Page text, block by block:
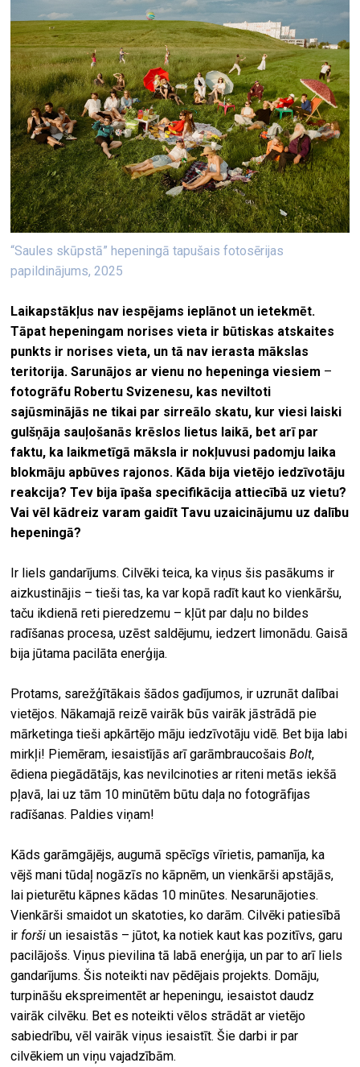
“Saules skūpstā” hepeningā tapušais fotosērijas
papildinājums, 2025
Laikapstākļus nav iespējams ieplānot un ietekmēt.
Tāpat hepeningam norises vieta ir būtiskas atskaites
punkts ir norises vieta, un tā nav ierasta mākslas
teritorija. Sarunājos ar vienu no hepeninga viesiem –
fotogrāfu Robertu Svizenesu, kas neviltoti
sajūsminājās ne tikai par sirreālo skatu, kur viesi laiski
gulšņāja sauļošanās krēslos lietus laikā, bet arī par
faktu, ka laikmetīgā māksla ir nokļuvusi padomju laika
blokmāju apbūves rajonos. Kāda bija vietējo iedzīvotāju
reakcija? Tev bija īpaša specifikācija attiecībā uz vietu?
Vai vēl kādreiz varam gaidīt Tavu uzaicinājumu uz dalību
hepeningā?
Ir liels gandarījums. Cilvēki teica, ka viņus šis pasākums ir
aizkustinājis – tieši tas, ka var kopā radīt kaut ko vienkāršu,
taču ikdienā reti pieredzemu – kļūt par daļu no bildes
radīšanas procesa, uzēst saldējumu, iedzert limonādu. Gaisā
bija jūtama pacilāta enerģija.
Protams, sarežģītākais šādos gadījumos, ir uzrunāt dalībai
vietējos. Nākamajā reizē vairāk būs vairāk jāstrādā pie
mārketinga tieši apkārtējo māju iedzīvotāju vidē. Bet bija labi
mirkļi! Piemēram, iesaistījās arī garāmbraucošaisBolt,
ēdiena piegādātājs, kas nevilcinoties ar riteni metās iekšā
pļavā, lai uz tām 10 minūtēm būtu daļa no fotogrāfijas
radīšanas. Paldies viņam!
Kāds garāmgājējs, augumā spēcīgs vīrietis, pamanīja, ka
vējš mani tūdaļ nogāzīs no kāpnēm, un vienkārši apstājās,
lai pieturētu kāpnes kādas 10 minūtes. Nesarunājoties.
Vienkārši smaidot un skatoties, ko darām. Cilvēki patiesībā
ir forši un iesaistās – jūtot, ka notiek kaut kas pozitīvs, garu
pacilājošs. Viņus pievilina tā labā enerģija, un par to arī liels
gandarījums. Šis noteikti nav pēdējais projekts. Domāju,
turpināšu ekspreimentēt ar hepeningu, iesaistot daudz
vairāk cilvēku. Bet es noteikti vēlos strādāt ar vietējo
sabiedrību, vēl vairāk viņus iesaistīt. Šie darbi ir par
cilvēkiem un viņu vajadzībām.